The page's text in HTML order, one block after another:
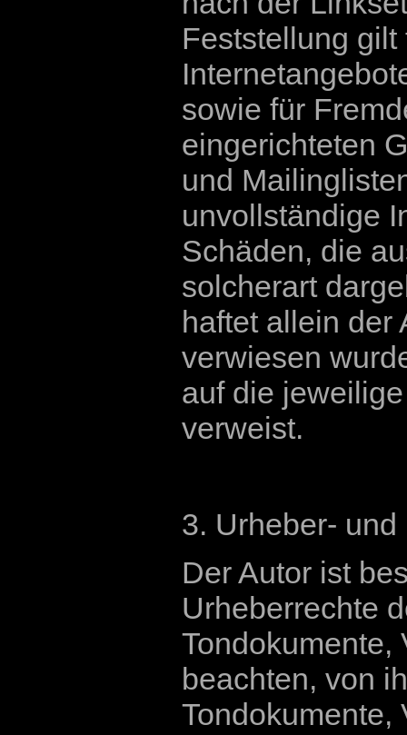
Feststellung
sowie für
eingerichteten
und
unvollständige
Schäden, die
solcherart
haftet allein der
verwiesen
auf die
verweist.
3. Urheber-
Der Autor ist
Urheberrechte
Tondokumente,
beachten, von
Tondokumente,